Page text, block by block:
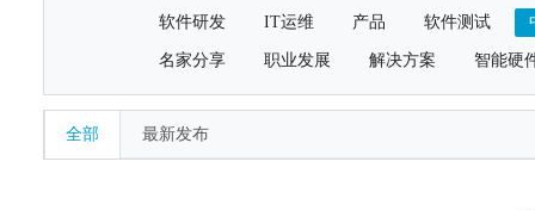
软件研发 IT运维 产品 软件测试
名家分享 职业发展 解决方案 智能硬
全部 最新发布